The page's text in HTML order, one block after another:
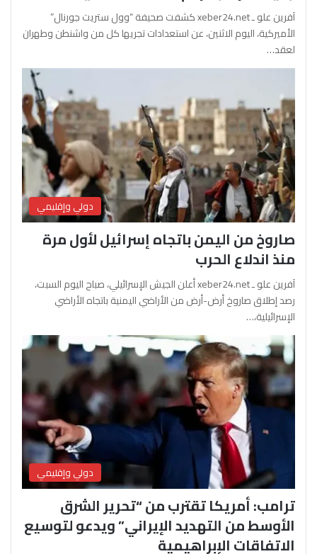
آفرين علو ـ xeber24.net كشفت صحيفة “وول ستريت جورنال”
الأميركية، اليوم الاثنين، عن استعدادات تجريها كل من واشنطن وطهران
لعقد…
دولي وإقليمي
صاروخ من اليمن باتجاه إسرائيل لأول مرة
منذ اندلاع الحرب
آفرين علو ـ xeber24.net أعلن الجيش الإسرائيلي، صباح اليوم السبت،
رصد إطلاق صاروخ أرض-أرض من الأراضي اليمنية باتجاه الأراضي
الإسرائيلية،…
دولي وإقليمي
ترامب: أمريكا تقترب من “تحرير الشرق
الأوسط من التهديد الإيراني” ويدعو لتوسيع
الاتفاقات الإبراهيمية